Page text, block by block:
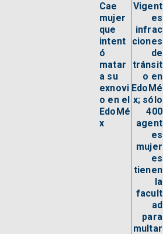
Cae
mujer
que
intent
ó
matar
a su
exnovi
o en el
EdoMé
x
Vigent
es
infrac
ciones
de
tránsit
o en
EdoMé
x; sólo
400
agent
es
mujer
es
tienen
la
facult
ad
para
multar